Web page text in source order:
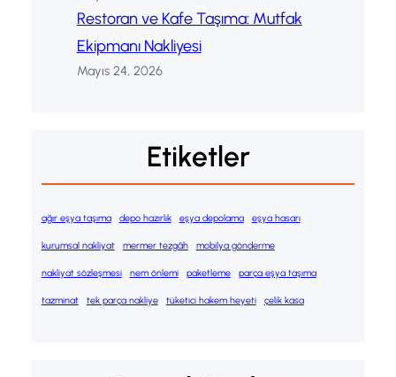
Restoran ve Kafe Taşıma: Mutfak
Ekipmanı Nakliyesi
Mayıs 24, 2026
Etiketler
ağır eşya taşıma depo hazırlık eşya depolama eşya hasarı
kurumsal nakliyat mermer tezgâh mobilya gönderme
nakliyat sözleşmesi nem önlemi paketleme parça eşya taşıma
tazminat tek parça nakliye tüketici hakem heyeti çelik kasa